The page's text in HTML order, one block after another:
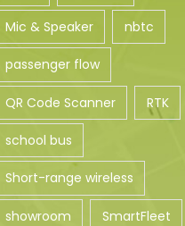
Mic & Speaker nbtc
passenger flow
QR Code Scanner RTK
school bus
Short-range wireless
showroom SmartFleet